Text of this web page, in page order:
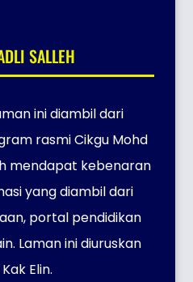
SALLEH
ini diambil dari
rasmi Cikgu Mohd
mendapat kebenaran
yang diambil dari
portal pendidikan
Laman ini diuruskan
Elin.